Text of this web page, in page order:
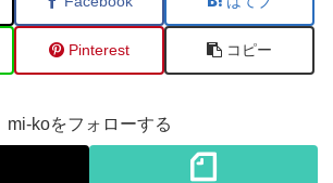
Pinterest コピー
mi-koをフォローする